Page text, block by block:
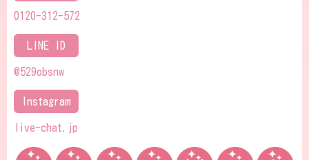
0120-312-572
LINE ID
@529obsnw
Instagram
live-chat.jp